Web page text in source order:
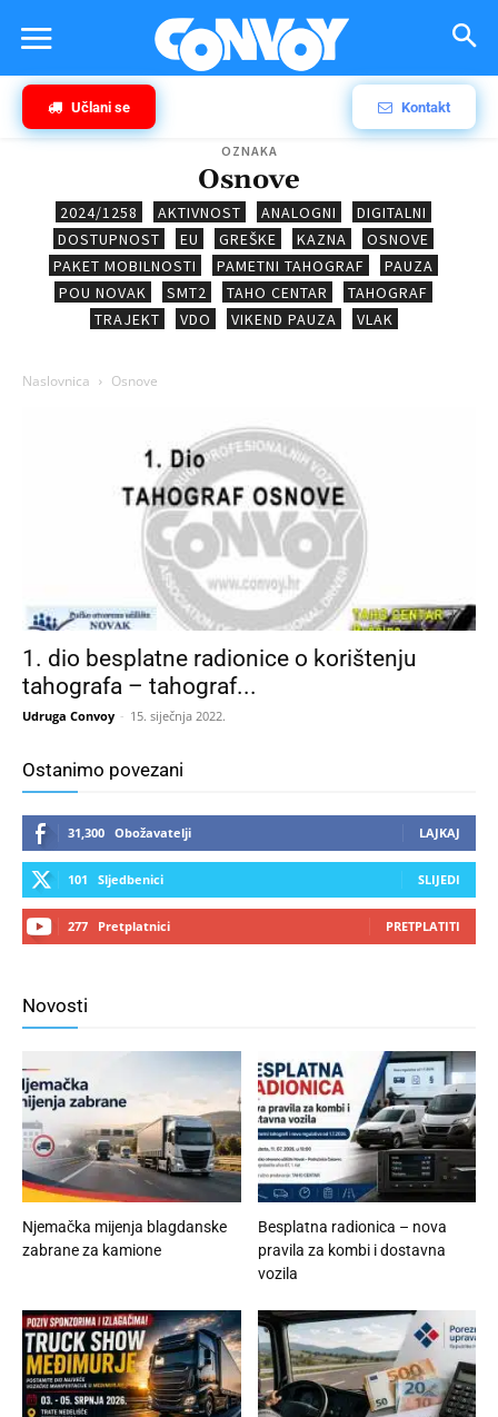
Učlani se Kontakt
OZNAKA
Osnove
2024/1258 AKTIVNOST ANALOGNI
DIGITALNI
DOSTUPNOST
EU GREŠKE KAZNA
OSNOVE
PAKET MOBILNOSTI
PAMETNI TAHOGRAF
PAUZA
POU NOVAK
SMT2 TAHO CENTAR
TAHOGRAF
TRAJEKT
VDO VIKEND PAUZA VLAK
Naslovnica Osnove
1. dio besplatne radionice o korištenju
tahografa – tahograf...
Udruga Convoy - 15. siječnja 2022.
Ostanimo povezani
31,300 Obožavatelji LAJKAJ
101 Sljedbenici SLIJEDI
277 Pretplatnici PRETPLATITI
Novosti
Njemačka mijenja blagdanske
zabrane za kamione
Besplatna radionica – nova
pravila za kombi i dostavna
vozila